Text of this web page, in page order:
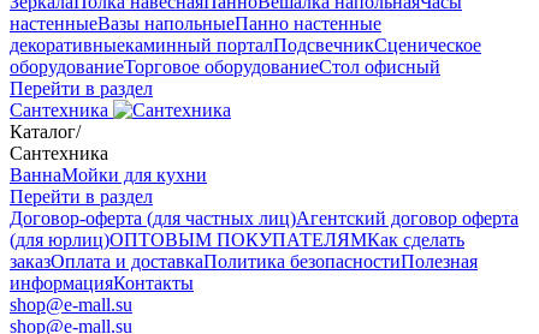
настенныеВазы напольныеПанно настенные
декоративныекаминный порталПодсвечникСценическое
оборудованиеТорговое оборудованиеСтол офисный
Перейти в раздел
Сантехника
Каталог/
Сантехника
ВаннаМойки для кухни
Перейти в раздел
Договор-оферта (для частных лиц)Агентский договор оферта
(для юрлиц)ОПТОВЫМ ПОКУПАТЕЛЯМКак сделать
заказОплата и доставкаПолитика безопасностиПолезная
информацияКонтакты
shop@e-mall.su
shop@e-mall.su